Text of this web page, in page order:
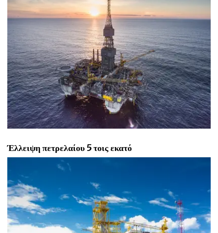
Έλλειψη πετρελαίου 5 τοις εκατό